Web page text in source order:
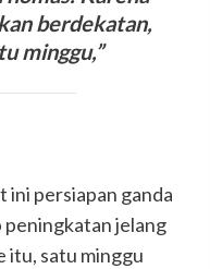
berdekatan,
minggu,”
ini persiapan ganda
peningkatan jelang
itu, satu minggu